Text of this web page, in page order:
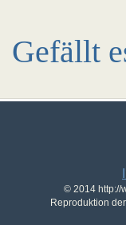
Gefällt
© 2014 http://
Reproduktion